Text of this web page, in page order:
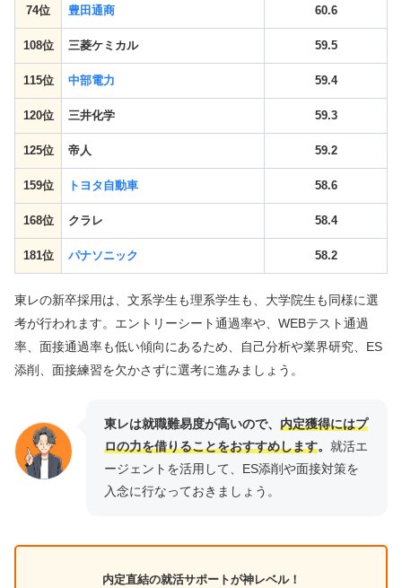
74位 豊田通商 60.6
108位 三菱ケミカル 59.5
115位 中部電力 59.4
120位 三井化学 59.3
125位 帝人 59.2
159位 トヨタ自動車 58.6
168位 クラレ 58.4
181位 パナソニック 58.2
東レの新卒採用は、文系学生も理系学生も、大学院生も同様に選
考が行われます。エントリーシート通過率や、WEBテスト通過
率、面接通過率も低い傾向にあるため、自己分析や業界研究、ES
添削、面接練習を欠かさずに選考に進みましょう。
東レは就職難易度が高いので、 内定獲得にはプ
ロの力を借りることをおすすめします。 就活エ
ージェントを活用して、ES添削や面接対策を
入念に行なっておきましょう。
内定直結の就活サポートが神レベル！